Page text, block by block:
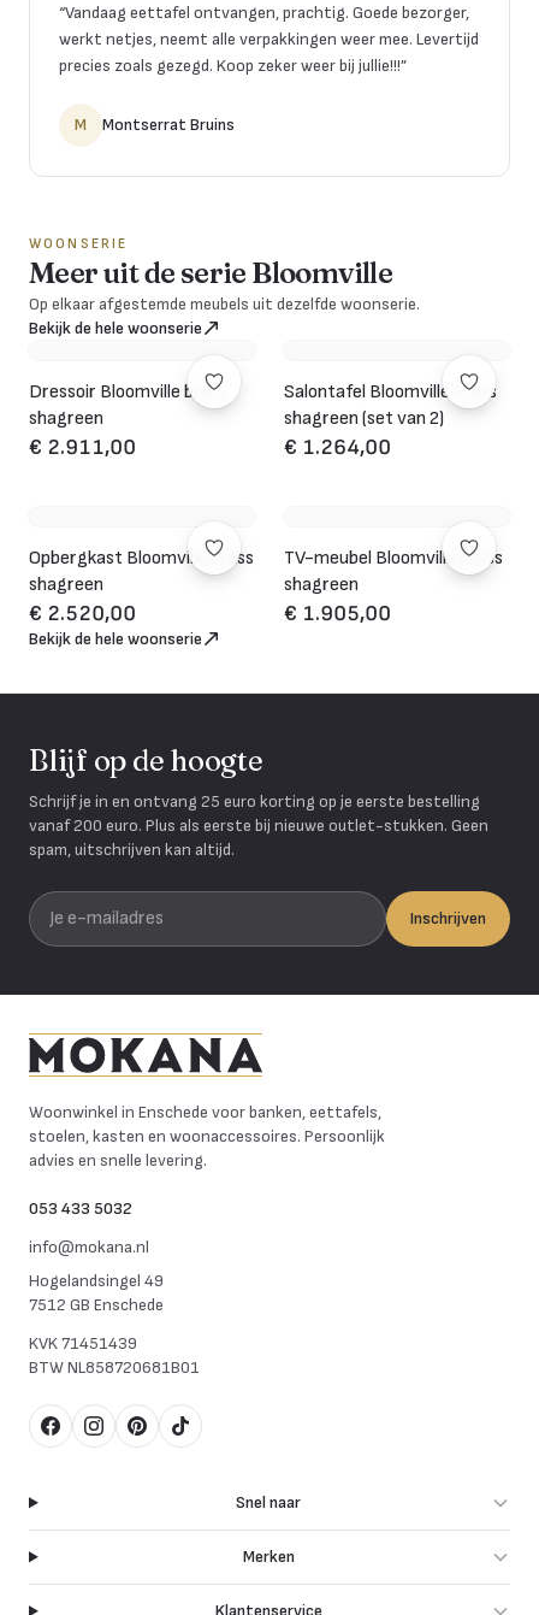
“Vandaag eettafel ontvangen, prachtig. Goede bezorger,
werkt netjes, neemt alle verpakkingen weer mee. Levertijd
precies zoals gezegd. Koop zeker weer bij jullie!!!”
M Montserrat Bruins
WOONSERIE
Meer uit de serie Bloomville
Op elkaar afgestemde meubels uit dezelfde woonserie.
Bekijk de hele woonserie
Dressoir Bloomville brass
shagreen
€ 2.911,00
Salontafel Bloomville brass
shagreen (set van 2)
€ 1.264,00
Opbergkast Bloomville brass
shagreen
€ 2.520,00
TV-meubel Bloomville brass
shagreen
€ 1.905,00
Bekijk de hele woonserie
Blijf op de hoogte
Schrijf je in en ontvang 25 euro korting op je eerste bestelling
vanaf 200 euro. Plus als eerste bij nieuwe outlet-stukken. Geen
spam, uitschrijven kan altijd.
Je e-mailadres
Inschrijven
Woonwinkel in Enschede voor banken, eettafels,
stoelen, kasten en woonaccessoires. Persoonlijk
advies en snelle levering.
053 433 5032
info@mokana.nl
Hogelandsingel 49
7512 GB Enschede
KVK71451439
BTWNL858720681B01
FacebookInstagram
Pinterest
TikTok
Snel naar
Merken
Klantenservice